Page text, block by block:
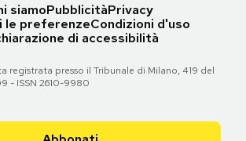
siamoPubblicitàPrivacy
le preferenzeCondizioni d'uso
di accessibilità
registrata presso il Tribunale di Milano, 419 del
- ISSN 2610-9980